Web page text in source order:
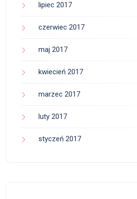
lipiec 2017
czerwiec 2017
maj 2017
kwiecień 2017
marzec 2017
luty 2017
styczeń 2017